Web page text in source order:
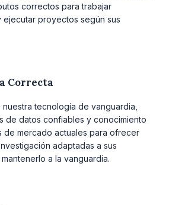
correctos para trabajar
ejecutar proyectos según sus
Correcta
tecnología de vanguardia,
de datos confiables y conocimiento
de mercado actuales para ofrecer
adaptadas a sus
a la vanguardia.